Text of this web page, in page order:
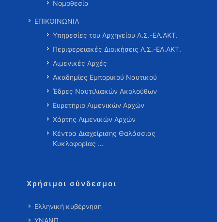
Νομοθεσία
ΕΠΙΚΟΙΝΩΝΙΑ
Υπηρεσίες του Αρχηγείου Λ.Σ.-ΕΛ.ΑΚΤ.
Περιφερειακές Διοικήσεις Λ.Σ.-ΕΛ.ΑΚΤ.
Λιμενικές Αρχές
Ακαδημίες Εμπορικού Ναυτικού
Έδρες Ναυτιλιακών Ακολούθων
Ευρετήριο Λιμενικών Αρχών
Χάρτης Λιμενικών Αρχών
Κέντρα Διαχείρισης Θαλάσσιας
Κυκλοφορίας …
Χρήσιμοι σύνδεσμοι
Ελληνική κυβέρνηση
ΥΝΑΝΠ